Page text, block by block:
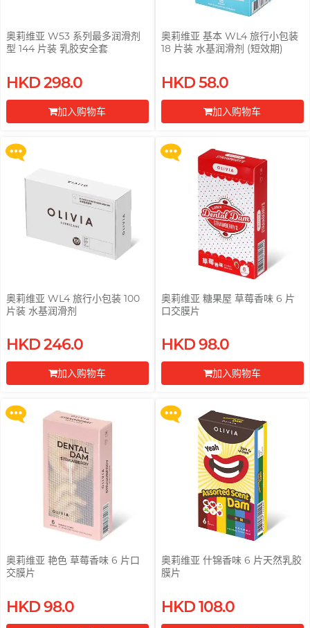
奥莉维亚 W53 系列最多润滑剂
型 144 片装 乳胶安全套
HKD 298.0
加入购物车
奥莉维亚 基本 WL4 旅行小包装
18 片装 水基润滑剂 (短效期)
HKD 58.0
加入购物车
购 Gillette 吉列 Labs 极光系列剃
须刀连底座 (刀架 1 件 + 刀头 2 片)
更多优惠
奥莉维亚 WL4 旅行小包装 100
片装 水基润滑剂
HKD 246.0
加入购物车
购 Gillette 吉列 Labs 极光系列剃
须刀连底座 (刀架 1 件 + 刀头 2 片)
更多优惠
奥莉维亚 糖果屋 草莓香味 6 片
口交膜片
HKD 98.0
加入购物车
购 Gillette 吉列 Labs 极光系列剃
须刀连底座 (刀架 1 件 + 刀头 2 片)
更多优惠
奥莉维亚 艳色 草莓香味 6 片口
交膜片
HKD 98.0
购 Gillette 吉列 Labs 极光系列剃
须刀连底座 (刀架 1 件 + 刀头 2 片)
更多优惠
奥莉维亚 什锦香味 6 片天然乳胶
膜片
HKD 108.0